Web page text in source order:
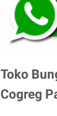
Toko
Cogreg